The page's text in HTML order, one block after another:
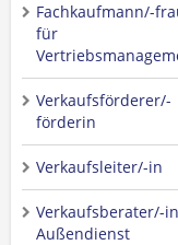
Fachkaufmann/-
für
Verkaufsförderer/-
förderin
Verkaufsleiter/-in
Verkaufsberater/-
Außendienst